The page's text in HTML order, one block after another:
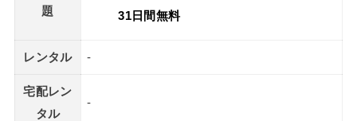
題
31日間無料
レンタル -
宅配レン
タル
-